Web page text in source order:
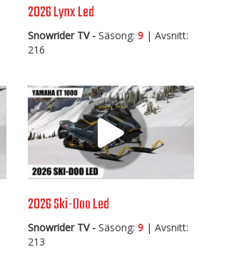
2026 Lynx Led
Snowrider TV -Säsong: 9| Avsnitt:
216
2026 Ski-Doo Led
Snowrider TV -Säsong: 9| Avsnitt:
213